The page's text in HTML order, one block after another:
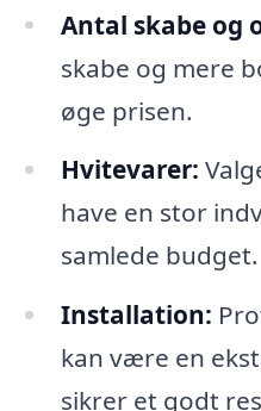
Antal skabe og
skabe og mere
øge prisen.
Hvitevarer:
have en stor
samlede budget.
Installation:
kan være en
sikrer et godt